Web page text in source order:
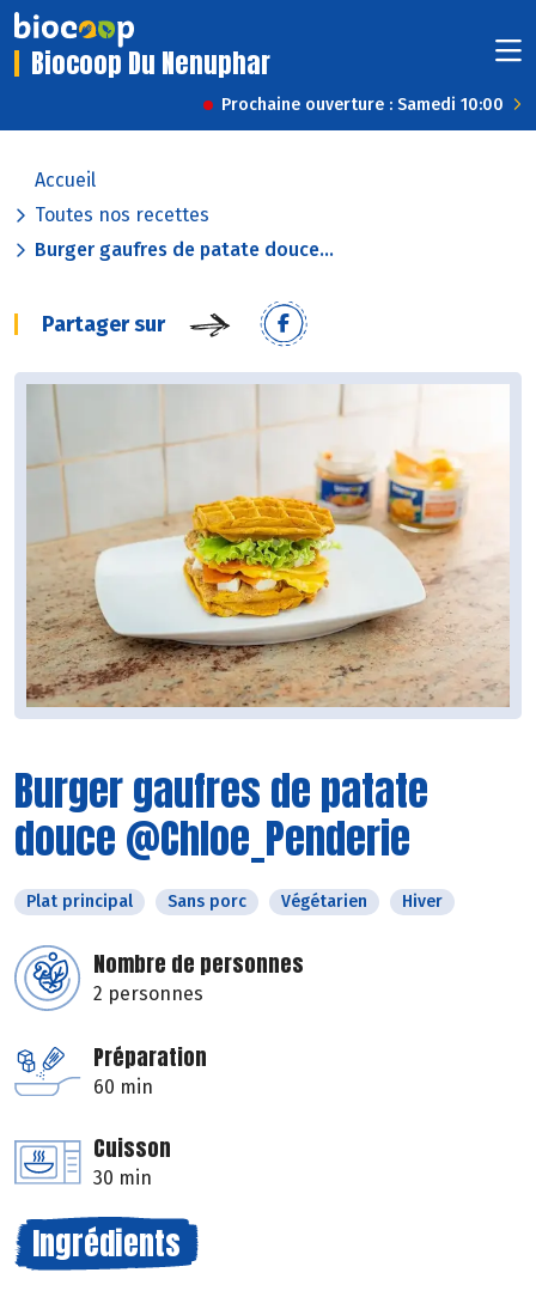
Biocoop Du Nenuphar
Prochaine ouverture : Samedi 10:00
Accueil
Toutes nos recettes
Burger gaufres de patate douce...
Partager sur
Burger gaufres de patate
douce @Chloe_Penderie
Plat principal Sans porc Végétarien Hiver
Nombre de personnes
2 personnes
Préparation
60 min
Cuisson
30 min
Ingrédients